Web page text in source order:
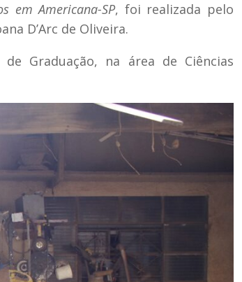
em Americana-SP, foi realizada pelo
D’Arc de Oliveira.
Graduação, na área de Ciências